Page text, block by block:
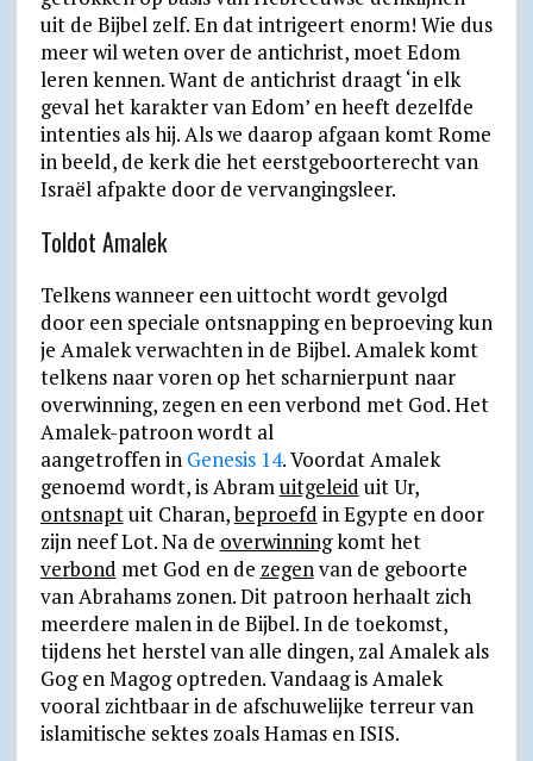
uit de Bijbel zelf. En dat intrigeert enorm! Wie dus
meer wil weten over de antichrist, moet Edom
leren kennen. Want de antichrist draagt ‘in elk
geval het karakter van Edom’ en heeft dezelfde
intenties als hij. Als we daarop afgaan komt Rome
in beeld, de kerk die het eerstgeboorterecht van
Israël afpakte door de vervangingsleer.
Toldot Amalek
Telkens wanneer een uittocht wordt gevolgd
door een speciale ontsnapping en beproeving kun
je Amalek verwachten in de Bijbel. Amalek komt
telkens naar voren op het scharnierpunt naar
overwinning, zegen en een verbond met God. Het
Amalek-patroon wordt al
aangetroffen in Genesis 14. Voordat Amalek
genoemd wordt, is Abramuitgeleid uit Ur,
ontsnaptuit Charan,beproefd in Egypte en door
zijn neef Lot. Na de overwinningkomt het
verbond met God en de zegenvan de geboorte
van Abrahams zonen. Dit patroon herhaalt zich
meerdere malen in de Bijbel. In de toekomst,
tijdens het herstel van alle dingen, zal Amalek als
Gog en Magog optreden. Vandaag is Amalek
vooral zichtbaar in de afschuwelijke terreur van
islamitische sektes zoals Hamas en ISIS.